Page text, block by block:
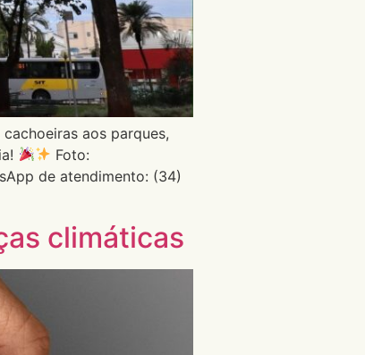
cachoeiras aos parques,
Foto:
de atendimento: (34)
climáticas